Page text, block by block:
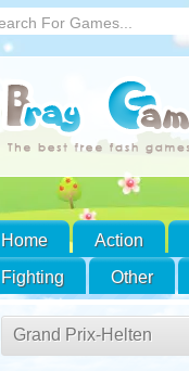
Home Action
Fighting
Other
Grand Prix-Helten